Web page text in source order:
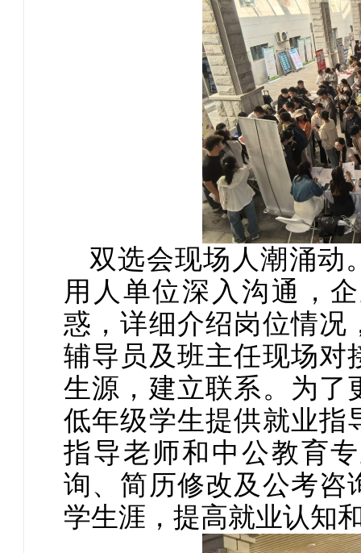
双选会现场人潮涌动
用人单位深入沟通，
惑，详细介绍岗位情况
辅导员及班主任现场对
生源，建立联系。为了
低年级学生提供就业指
指导老师和中公教育
询、简历修改及公考咨
学生涯，提高就业认知